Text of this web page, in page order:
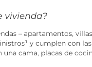
vivienda?
– apartamentos,
¹ y cumplen con
una cama, placas de